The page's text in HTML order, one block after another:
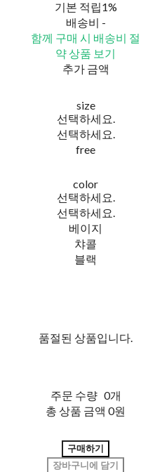
기본 적립1%
배송비 -
함께 구매 시 배송비 절
약 상품 보기
추가 금액
size
선택하세요.
선택하세요.
free
color
선택하세요.
선택하세요.
베이지
챠콜
블랙
품절된 상품입니다.
주문 수량 0개
총 상품 금액 0원
구매하기
장바구니에 담기